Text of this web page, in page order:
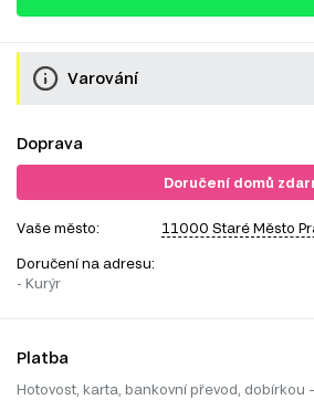
Varování
Doprava
Doručení domů
Vaše město: 11000 Staré Město
Doručení na adresu:
- Kurýr
Platba
Hotovost, karta, bankovní převod, dobírkou